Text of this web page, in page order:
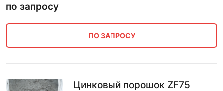
по запросу
ПО ЗАПРОСУ
Цинковый порошок ZF75